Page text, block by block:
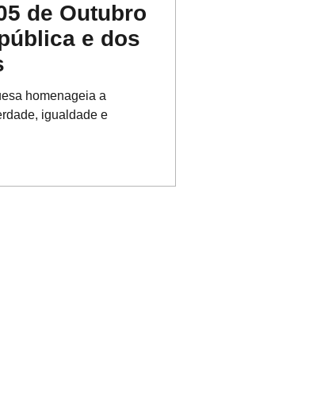
de Outubro
e dos
homenageia a
igualdade e